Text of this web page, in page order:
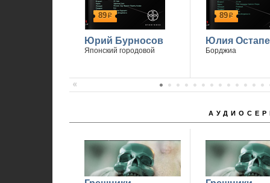
89р
Юрий Бурносов
Японский городовой
89р
Юлия
Борджиа